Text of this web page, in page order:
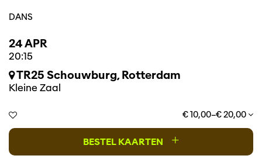
DANS
24 APR
20:15
TR25 Schouwburg, Rotterdam
Kleine Zaal
€ 10,00–€ 20,00
BESTEL KAARTEN +